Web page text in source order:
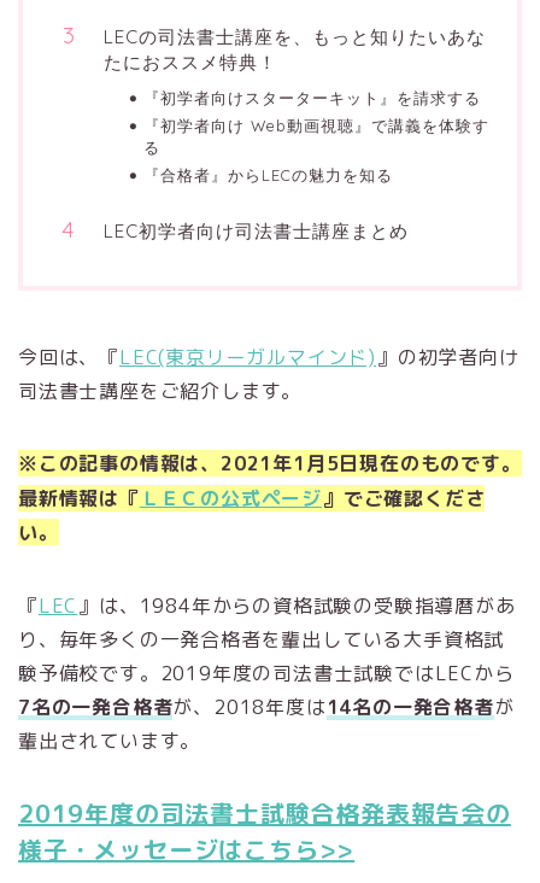
LECの司法書士講座を、もっと知りたいあな
たにおススメ特典！
『初学者向けスターターキット』を請求する
『初学者向け Web動画視聴』で講義を体験す
る
『合格者』からLECの魅力を知る
LEC初学者向け司法書士講座まとめ
今回は、『LEC(東京リーガルマインド)』の初学者向け
司法書士講座をご紹介します。
※この記事の情報は、2021年1月5日現在のものです。
最新情報は『 ＬＥＣの公式ページ』でご確認くださ
い。
『LEC』は、1984年からの資格試験の受験指導暦があ
り、毎年多くの一発合格者を輩出している大手資格試
験予備校です。2019年度の司法書士試験ではLECから
7名の一発合格者が、2018年度は14名の一発合格者が
輩出されています。
2019年度の司法書士試験合格発表報告会の
様子・メッセージはこちら>>